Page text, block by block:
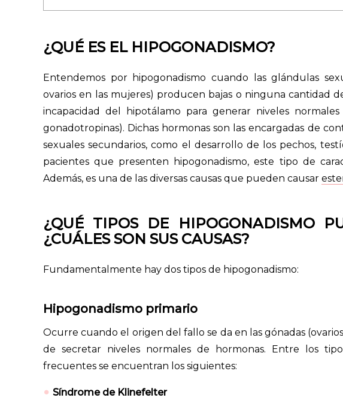
¿QUÉ ES EL HIPOGONADISMO?
Entendemos por hipogonadismo cuando las glándulas
ovarios en las mujeres) producen bajas o ninguna cantidad
incapacidad del hipotálamo para generar niveles
gonadotropinas). Dichas hormonas son las encargadas de
sexuales secundarios, como el desarrollo de los pechos,
pacientes que presenten hipogonadismo, este tipo de
Además, es una de las diversas causas que pueden causar
¿QUÉ TIPOS DE HIPOGONADISMO
¿CUÁLES SON SUS CAUSAS?
Fundamentalmente hay dos tipos de hipogonadismo:
Hipogonadismo primario
Ocurre cuando el origen del fallo se da en las gónadas
de secretar niveles normales de hormonas. Entre los
frecuentes se encuentran los siguientes:
Síndrome de Klinefelter